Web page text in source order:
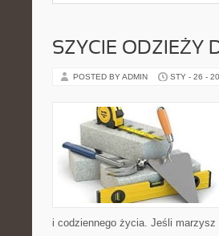
SZYCIE ODZIEŻY
POSTED BY ADMIN STY - 26 -
i codziennego życia. Jeśli marzysz